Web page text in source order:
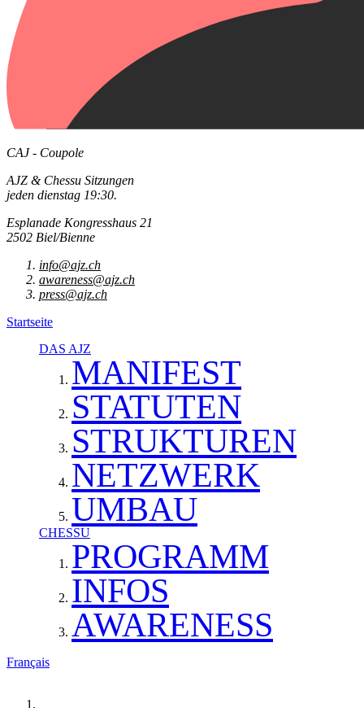
CAJ - Coupole
AJZ & Chessu Sitzungen
jeden dienstag 19:30.
Esplanade Kongresshaus 21
2502 Biel/Bienne
info@ajz.ch
awareness@ajz.ch
press@ajz.ch
Startseite
DAS AJZ
MANIFEST
STATUTEN
STRUKTUREN
NETZWERK
UMBAU
CHESSU
PROGRAMM
INFOS
AWARENESS
Français